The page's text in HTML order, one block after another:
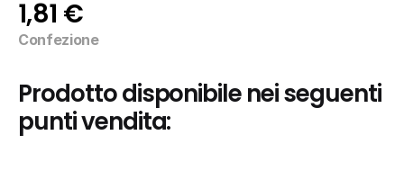
1,81 €
Confezione
Prodotto disponibile nei seguenti
punti vendita: